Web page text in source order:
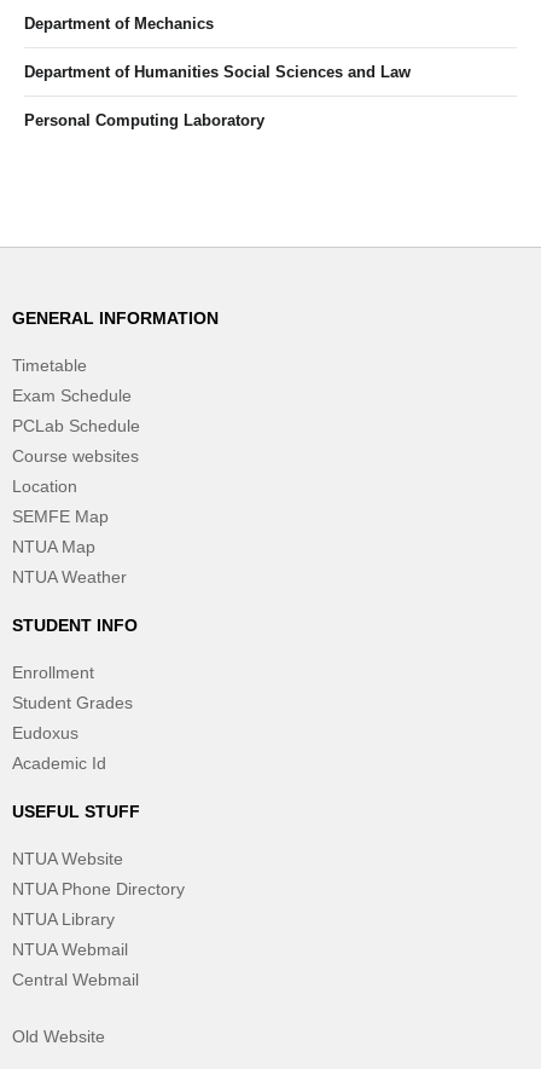
Department of Mechanics
Department of Humanities Social Sciences and Law
Personal Computing Laboratory
GENERAL INFORMATION
Timetable
Exam Schedule
PCLab Schedule
Course websites
Location
SEMFE Map
NTUA Map
NTUA Weather
STUDENT INFO
Enrollment
Student Grades
Eudoxus
Academic Id
USEFUL STUFF
NTUA Website
NTUA Phone Directory
NTUA Library
NTUA Webmail
Central Webmail
Old Website